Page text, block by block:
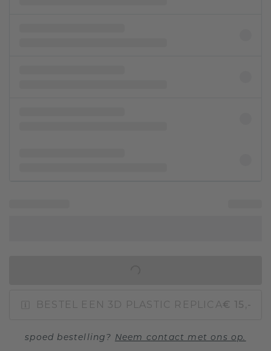
BESTEL EEN 3D PLASTIC REPLICA€ 15,-
spoed bestelling? Neem contact met ons op.